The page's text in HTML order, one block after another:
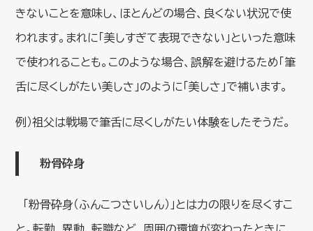
きないことを意味し、ほとんどの場合、良くない状況で使
われます。まれに「美しすぎて表現できない」といった意味
で使われることも。このような場合、誤解を避けるため「筆
舌に尽くしがたい美しさ」のように「美しさ」で補います。
例）祖父は戦場で筆舌に尽くしがたい体験をしたそうだ。
粉骨砕身
「粉骨砕身（ふんこつさいしん）」とは力の限りを尽くすこ